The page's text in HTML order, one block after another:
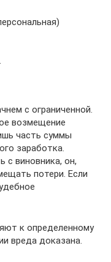
с ограниченной.
возмещение
часть суммы
заработка.
с виновника, он,
потери. Если
к определенному
вреда доказана.